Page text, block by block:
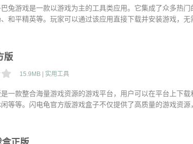
兔游戏是一款以游戏为主的工具类应用。它集成了众多热
和平精英等。玩家可以通过该应用直接下载并安装游戏，无
版
15.9MB | 实用工具
一款整合海量游戏资源的游戏平台，用户可以在平台上下
等等。闪电龟官方版游戏盒子不仅提供了高质量的游戏资源